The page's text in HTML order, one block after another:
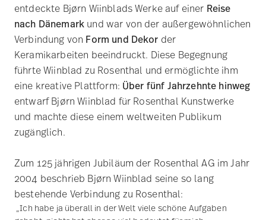
zugänglich.
Zum 125 jährigen Jubiläum der Rosenthal AG im Jahr
2004 beschrieb Bjørn Wiinblad seine so lang
bestehende Verbindung zu Rosenthal:
„Ich habe ja überall in der Welt viele schöne Aufgaben
gehabt, nichts hat aber so viel bedeutet für mich –
künstlerisch und persönlich – wie meine Arbeit für
Rosenthal. Philip Rosenthal war phantastisch inspirierend.
Nacht für Nacht saßen wir und besprachen Ideen – die
Inspiration und Begeisterung.“